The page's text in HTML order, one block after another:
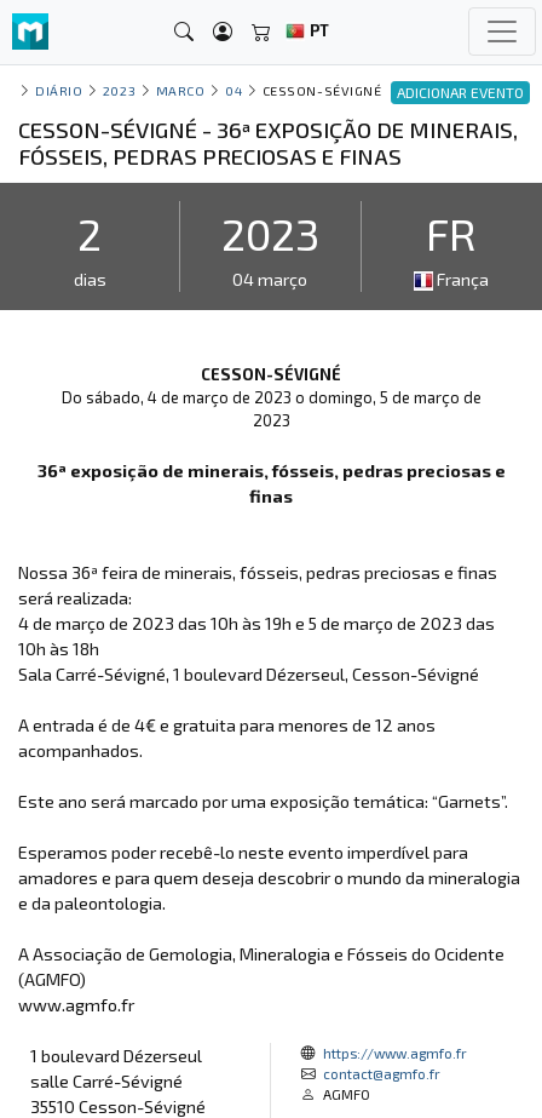
PT
ADICIONAR EVENTO
DIÁRIO 2023 MARCO 04 CESSON-SÉVIGNÉ
CESSON-SÉVIGNÉ - 36ª EXPOSIÇÃO DE MINERAIS,
FÓSSEIS, PEDRAS PRECIOSAS E FINAS
2
dias
2023
04 março
FR
França
CESSON-SÉVIGNÉ
Do sábado, 4 de março de 2023 o domingo, 5 de março de
2023
36ª exposição de minerais, fósseis, pedras preciosas e
finas
Nossa 36ª feira de minerais, fósseis, pedras preciosas e finas
será realizada:
4 de março de 2023 das 10h às 19h e 5 de março de 2023 das
10h às 18h
Sala Carré-Sévigné, 1 boulevard Dézerseul, Cesson-Sévigné
A entrada é de 4€ e gratuita para menores de 12 anos
acompanhados.
Este ano será marcado por uma exposição temática: “Garnets”.
Esperamos poder recebê-lo neste evento imperdível para
amadores e para quem deseja descobrir o mundo da mineralogia
e da paleontologia.
A Associação de Gemologia, Mineralogia e Fósseis do Ocidente
(AGMFO)
www.agmfo.fr
1 boulevard Dézerseul
salle Carré-Sévigné
35510 Cesson-Sévigné
https://www.agmfo.fr
contact@agmfo.fr
AGMFO